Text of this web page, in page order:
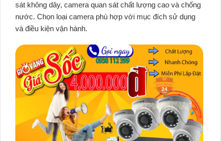
sát không dây, camera quan sát chất lượng cao và chống
nước. Chọn loại camera phù hợp với mục đích sử dụng
và điều kiện vận hành.